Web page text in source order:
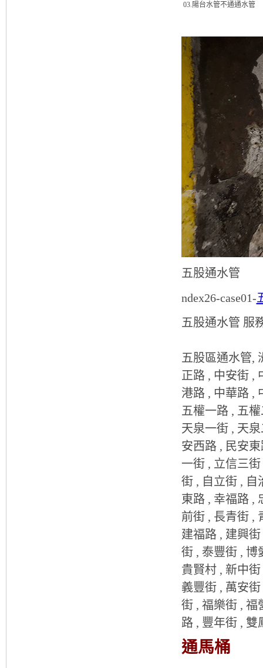
03.陽台水管不通通水管
五股通水管
ndex26-case01-
五股通水管 服
五股區通水管,
正路 , 中安街 ,
港路 , 中華路 ,
五權一路 , 五
天泉一街 , 天
安西路 , 民安
一街 , 立信三
街 , 自立街 , 自
東路 , 幸福路 ,
前街 , 長青街 ,
建福路 , 建興
街 , 泰豐街 , 博
貴賢村 , 新中
義豐街 , 萬安
街 , 福樂街 , 福
路 , 豐年街 , 雙
通馬桶